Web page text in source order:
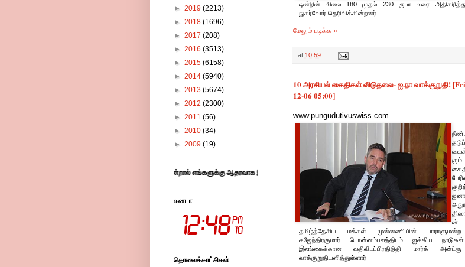
ஒன்றின் விலை 180 முதல் 230 ரூபா வரை
நுகர்வோர் தெரிவிக்கின்றனர்.
மேலும் படிக்க »
at 10:59
10 அரசியல் கைதிகள் விடுதலை- ஐ.நா வாக்குறுதி!
12-06 05:00]
www.pungudutivuswiss.com
ன்
தமிழ்த்தேசிய மக்கள் முன்னணியின் பாராளுமன்ற
கஜேந்திரகுமார் பொன்னம்பலத்திடம் ஐக்கிய
இலங்கைக்கான வதிவிடப்பிரதிநிதி மார்க்
வாக்குறுதியளித்துள்ளார்
► 2019 (2213)
► 2018 (1696)
► 2017 (208)
► 2016 (3513)
► 2015 (6158)
► 2014 (5940)
► 2013 (5674)
► 2012 (2300)
► 2011 (56)
► 2010 (34)
► 2009 (19)
கிளிக் செய்து விட்டு சென்றால் எங்களுக்கு ஆதரவாக இருக்கும் .தொடர்புகள்-pungudutivu1@gmail.com
கனடா
தொலைக்காட்சிகள்